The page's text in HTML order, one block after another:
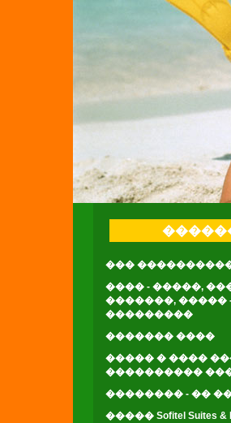
���
���� - �����,
�������, �����
���������
������� ����
����� � ����
����������
�������� - ��
����� Sofitel Suites &